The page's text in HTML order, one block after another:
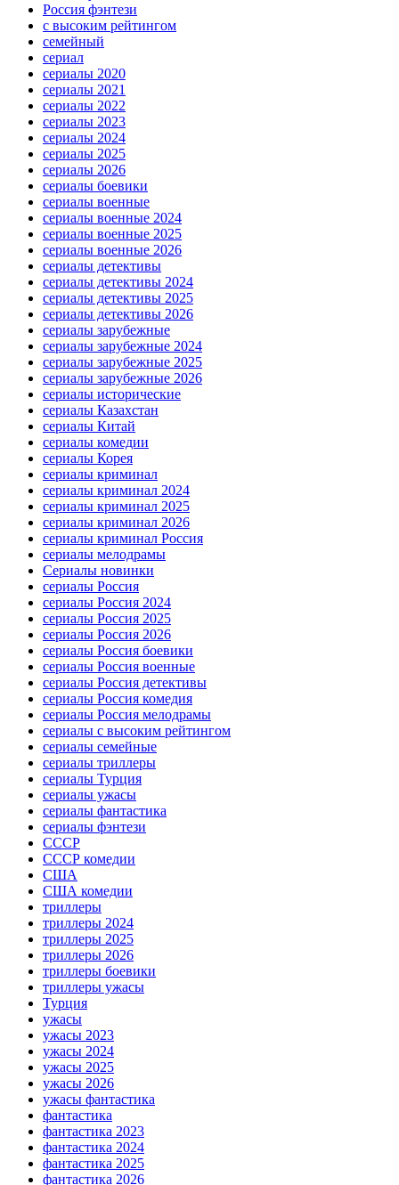
Россия фэнтези
с высоким рейтингом
семейный
сериал
сериалы 2020
сериалы 2021
сериалы 2022
сериалы 2023
сериалы 2024
сериалы 2025
сериалы 2026
сериалы боевики
сериалы военные
сериалы военные 2024
сериалы военные 2025
сериалы военные 2026
сериалы детективы
сериалы детективы 2024
сериалы детективы 2025
сериалы детективы 2026
сериалы зарубежные
сериалы зарубежные 2024
сериалы зарубежные 2025
сериалы зарубежные 2026
сериалы исторические
сериалы Казахстан
сериалы Китай
сериалы комедии
сериалы Корея
сериалы криминал
сериалы криминал 2024
сериалы криминал 2025
сериалы криминал 2026
сериалы криминал Россия
сериалы мелодрамы
Сериалы новинки
сериалы Россия
сериалы Россия 2024
сериалы Россия 2025
сериалы Россия 2026
сериалы Россия боевики
сериалы Россия военные
сериалы Россия детективы
сериалы Россия комедия
сериалы Россия мелодрамы
сериалы с высоким рейтингом
сериалы семейные
сериалы триллеры
сериалы Турция
сериалы ужасы
сериалы фантастика
сериалы фэнтези
СССР
СССР комедии
США
США комедии
триллеры
триллеры 2024
триллеры 2025
триллеры 2026
триллеры боевики
триллеры ужасы
Турция
ужасы
ужасы 2023
ужасы 2024
ужасы 2025
ужасы 2026
ужасы фантастика
фантастика
фантастика 2023
фантастика 2024
фантастика 2025
фантастика 2026